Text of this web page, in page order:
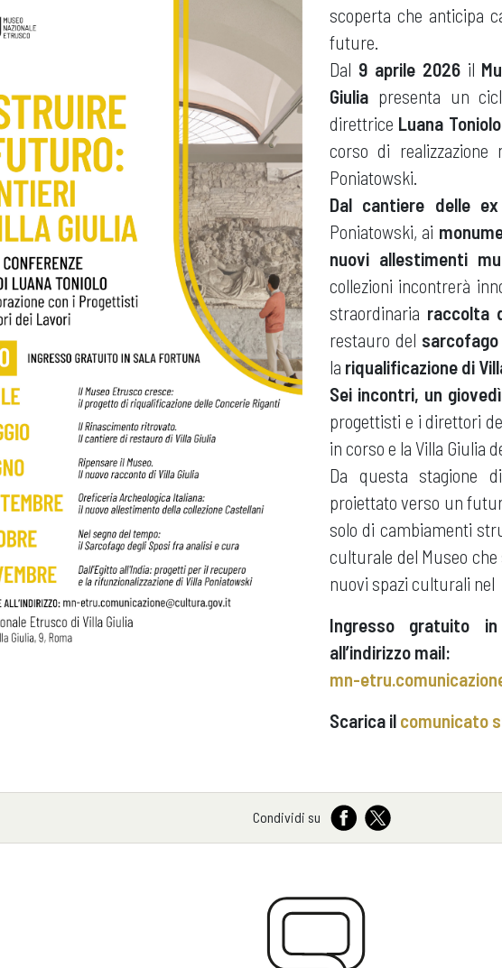
scoperta che anticipa
future.
Dal 9 aprile 2026il
Giulia presenta un
direttrice Luana Toniolo
corso di
Poniatowski.
Dal cantiere delle
Poniatowski, ai
nuovi allestimenti
collezioni incontrerà
straordinaria raccolta
restauro del
la riqualificazione di
Sei incontri, un
progettisti e i direttori
in corso e la Villa Giulia
Da questa stagione
proiettato verso un
solo di cambiamenti
culturale del Museo
nuovi spazi culturali nel
Ingresso gratuito
all’indirizzo mail:
mn-
Scarica il comunicato
Condividi su